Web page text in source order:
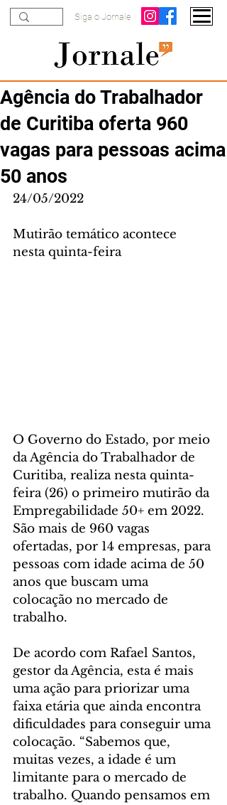
Siga o Jornale
Agência do Trabalhador
de Curitiba oferta 960
vagas para pessoas acima
50 anos
24/05/2022
Mutirão temático acontece
nesta quinta-feira
O Governo do Estado, por meio
da Agência do Trabalhador de
Curitiba, realiza nesta quinta-
feira (26) o primeiro mutirão da
Empregabilidade 50+ em 2022.
São mais de 960 vagas
ofertadas, por 14 empresas, para
pessoas com idade acima de 50
anos que buscam uma
colocação no mercado de
trabalho.
De acordo com Rafael Santos,
gestor da Agência, esta é mais
uma ação para priorizar uma
faixa etária que ainda encontra
dificuldades para conseguir uma
colocação. “Sabemos que,
muitas vezes, a idade é um
limitante para o mercado de
trabalho. Quando pensamos em